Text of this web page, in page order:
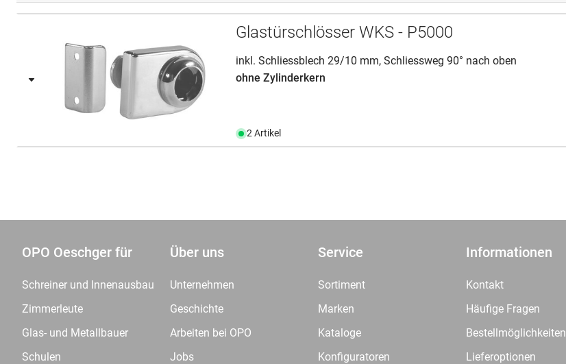
Glastürschlösser WKS - P5000
inkl. Schliessblech 29/10 mm, Schliessweg 90° nach oben
ohne Zylinderkern
2 Artikel
OPO Oeschger für
Schreiner und Innenausbau
Zimmerleute
Glas- und Metallbauer
Schulen
Über uns
Unternehmen
Geschichte
Arbeiten bei OPO
Jobs
Service
Sortiment
Marken
Kataloge
Konfiguratoren
Informationen
Kontakt
Häufige Fragen
Bestellmöglichkeiten
Lieferoptionen